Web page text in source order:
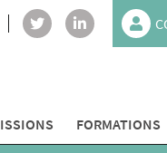
FORMATIONS